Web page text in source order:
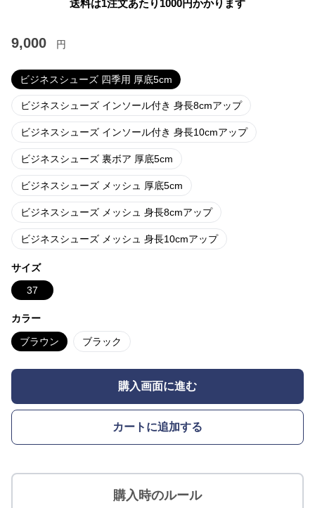
送料は1注文あたり 1000円かかります
9,000 円
ビジネスシューズ 四季用 厚底5cm
ビジネスシューズ インソール付き 身長8cmアップ
ビジネスシューズ インソール付き 身長10cmアップ
ビジネスシューズ 裏ボア 厚底5cm
ビジネスシューズ メッシュ 厚底5cm
ビジネスシューズ メッシュ 身長8cmアップ
ビジネスシューズ メッシュ 身長10cmアップ
サイズ
37
カラー
ブラウン ブラック
購入画面に進む
カートに追加する
購入時のルール